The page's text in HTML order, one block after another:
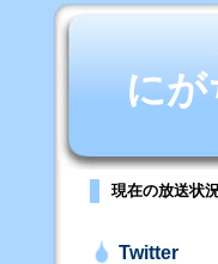
に
現在の放送状
Twitter